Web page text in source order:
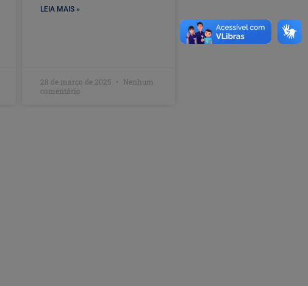
LEIA MAIS »
28 de março de 2025
Nenhum
comentário